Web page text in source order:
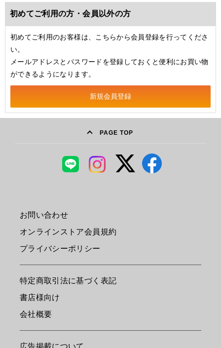
初めてご利用の方・会員以外の方
初めてご利用のお客様は、こちらから会員登録を行ってくださ
い。
メールアドレスとパスワードを登録しておくと便利にお買い物
ができるようになります。
PAGE TOP
お問い合わせ
オンラインストア会員規約
プライバシーポリシー
特定商取引法に基づく表記
書店様向け
会社概要
広告掲載について